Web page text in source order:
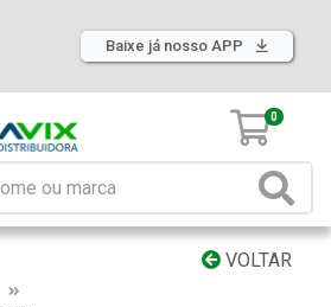
Baixe já nosso APP
0
VOLTAR